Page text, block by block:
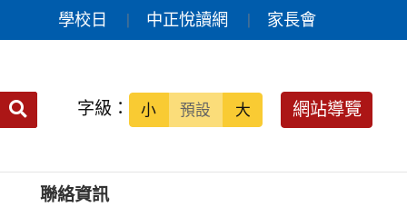
學校日 中正悅讀網 家長會
送出 字級： 小 預設 大 網站導覽
聯絡資訊